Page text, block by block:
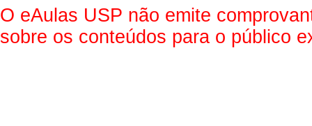
O eAulas USP não emite
sobre os conteúdos para o público